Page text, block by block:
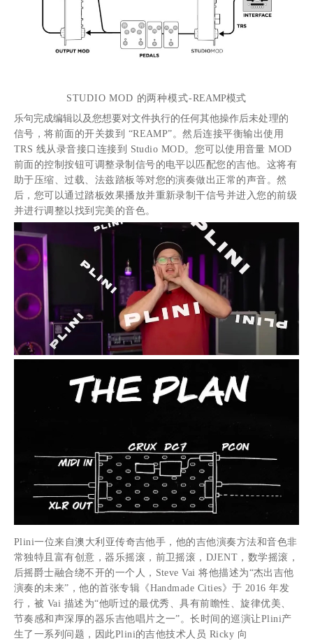
STUDIO MOD 的两种模式-REAMP模式
乐句完成编辑以及您想要对文件执行的任何其他操作后未处理的
信号，将前面的开关拨到 “REAMP”。然后连接平衡输出使用
TRS 线从录音接口连接到 Studio MOD。您可以使用音量 MOD
前面的控制按钮可调整录制信号的电平以匹配您的吉他。这将有
助于压缩、过载、法兹踏板等对您的演奏做出正常的声音。然
后，您可以通过踏板效果播放并重新录制干信号并进入您的前级
并进行调整以找到完美的音色。
Plini一位来自澳大利亚传奇吉他手，他的吉他演奏方法和音色非
常独特且富有创意，器乐摇滚，前卫摇滚，DJENT，数学摇滚，
后摇爵士融合绕不开的一个人，Steve Vai 将他描述为“杰出吉他
演奏的未来”，他的首张专辑《Handmade Cities》于 2016 年发
行，被 Vai 描述为“他听过的最优秀、具有前瞻性、旋律优美、
节奏感和声深厚的器乐吉他唱片之一”。长时间的巡演让Plini产
生了一系列问题，因此Plini的吉他技术人员 Ricky 向